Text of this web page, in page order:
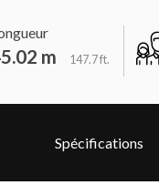
m 147.7 ft.
Spécifications